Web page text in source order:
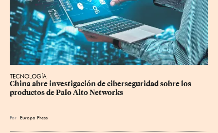
TECNOLOGÍA
China abre investigación de ciberseguridad sobre los
productos de Palo Alto Networks
Por Europa Press